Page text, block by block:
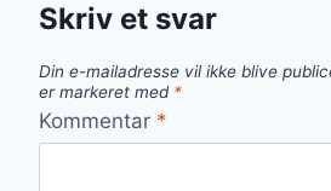
Skriv et svar
Din e-mailadresse vil ikke blive
er markeret med *
Kommentar *